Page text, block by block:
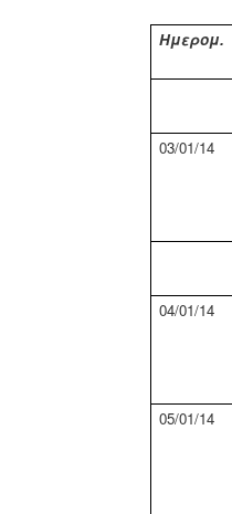
Ημερομ.
03/01/14
04/01/14
05/01/14